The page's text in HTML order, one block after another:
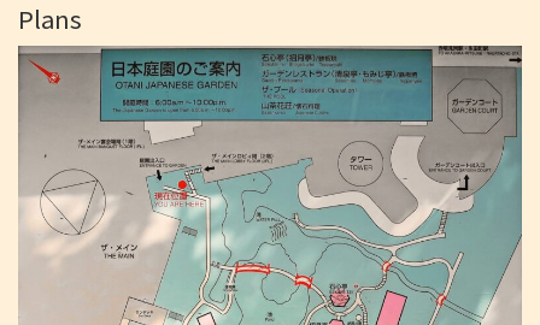
Plans